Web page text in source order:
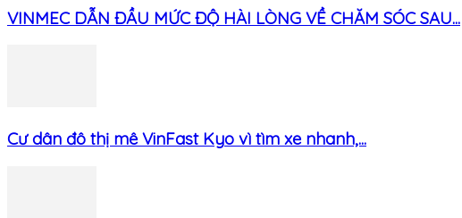
VINMEC DẪN ĐẦU MỨC ĐỘ HÀI LÒNG VỀ CHĂM SÓC SAU...
Cư dân đô thị mê VinFast Kyo vì tìm xe nhanh,...